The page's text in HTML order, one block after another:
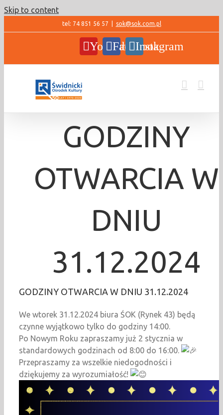
Skip to content
tel: 74 851 56 57 sok@sok.com.pl
YouTubeFacebookInstagram
GODZINY
OTWARCIA W
DNIU
31.12.2024
GODZINY OTWARCIA W DNIU 31.12.2024
We wtorek 31.12.2024 biura ŚOK (Rynek 43) będą
czynne wyjątkowo tylko do godziny 14:00.
Po Nowym Roku zapraszamy już 2 stycznia w
standardowych godzinach od 8:00 do 16:00.
Przepraszamy za wszelkie niedogodności i
dziękujemy za wyrozumiałość!